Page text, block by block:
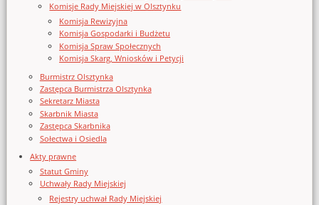
Komisje Rady Miejskiej w Olsztynku
Komisja Rewizyjna
Komisja Gospodarki i Budżetu
Komisja Spraw Społecznych
Komisja Skarg, Wniosków i Petycji
Burmistrz Olsztynka
Zastępca Burmistrza Olsztynka
Sekretarz Miasta
Skarbnik Miasta
Zastępca Skarbnika
Sołectwa i Osiedla
Akty prawne
Statut Gminy
Uchwały Rady Miejskiej
Rejestry uchwał Rady Miejskiej